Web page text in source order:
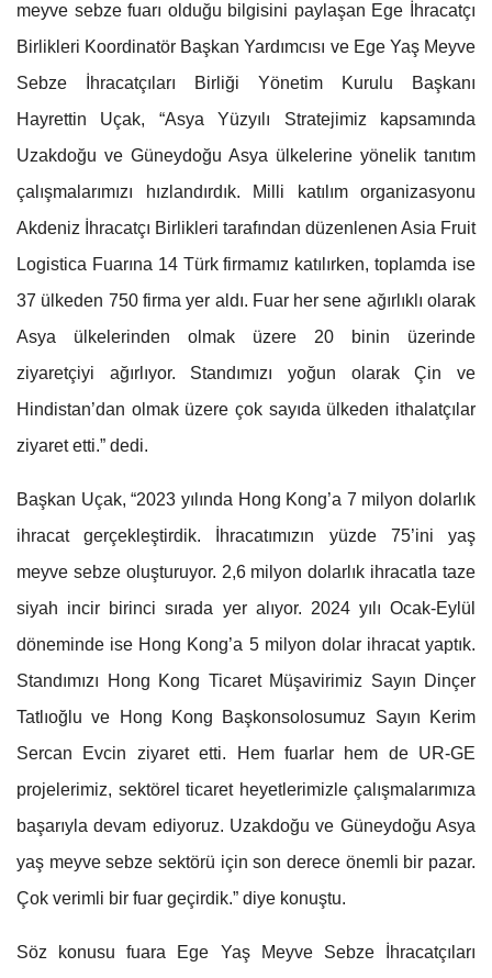
meyve sebze fuarı olduğu bilgisini paylaşan Ege İhracatçı
Birlikleri Koordinatör Başkan Yardımcısı ve Ege Yaş Meyve
Sebze İhracatçıları Birliği Yönetim Kurulu Başkanı
Hayrettin Uçak, “Asya Yüzyılı Stratejimiz kapsamında
Uzakdoğu ve Güneydoğu Asya ülkelerine yönelik tanıtım
çalışmalarımızı hızlandırdık. Milli katılım organizasyonu
Akdeniz İhracatçı Birlikleri tarafından düzenlenen Asia Fruit
Logistica Fuarına 14 Türk firmamız katılırken, toplamda ise
37 ülkeden 750 firma yer aldı. Fuar her sene ağırlıklı olarak
Asya ülkelerinden olmak üzere 20 binin üzerinde
ziyaretçiyi ağırlıyor. Standımızı yoğun olarak Çin ve
Hindistan’dan olmak üzere çok sayıda ülkeden ithalatçılar
ziyaret etti.” dedi.
Başkan Uçak, “2023 yılında Hong Kong’a 7 milyon dolarlık
ihracat gerçekleştirdik. İhracatımızın yüzde 75’ini yaş
meyve sebze oluşturuyor. 2,6 milyon dolarlık ihracatla taze
siyah incir birinci sırada yer alıyor. 2024 yılı Ocak-Eylül
döneminde ise Hong Kong’a 5 milyon dolar ihracat yaptık.
Standımızı Hong Kong Ticaret Müşavirimiz Sayın Dinçer
Tatlıoğlu ve Hong Kong Başkonsolosumuz Sayın Kerim
Sercan Evcin ziyaret etti. Hem fuarlar hem de UR-GE
projelerimiz, sektörel ticaret heyetlerimizle çalışmalarımıza
başarıyla devam ediyoruz. Uzakdoğu ve Güneydoğu Asya
yaş meyve sebze sektörü için son derece önemli bir pazar.
Çok verimli bir fuar geçirdik.” diye konuştu.
Söz konusu fuara Ege Yaş Meyve Sebze İhracatçıları